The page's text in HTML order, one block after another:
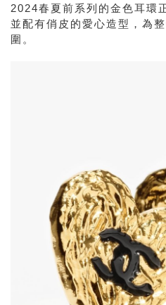
2024春夏前系列的金色耳環
並配有俏皮的愛心造型，為
圍。